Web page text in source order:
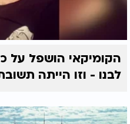
הקומיקאי הושפל על
לבנו - וזו הייתה